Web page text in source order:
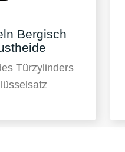
Bergisch
Türzylinders